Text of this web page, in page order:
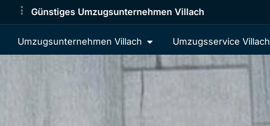
Günstiges Umzugsunternehmen Villach
Umzugsunternehmen Villach Umzugsservice Villach